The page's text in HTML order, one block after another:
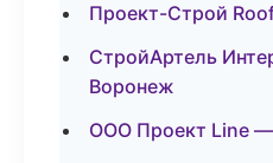
Проект-Строй
СтройАртель
Воронеж
ООО Проект Line